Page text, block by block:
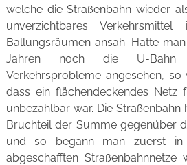
welche die Straßenbahn wieder
unverzichtbares
Ballungsräumen ansah. Hatte
Jahren noch die U-
Verkehrsprobleme angesehen,
dass ein flächendeckendes Netz
unbezahlbar war. Die Straßenbahn
Bruchteil der Summe gegenüber
und so begann man zuerst in
abgeschafften